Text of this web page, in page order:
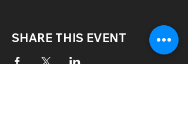
SHARE THIS EVENT